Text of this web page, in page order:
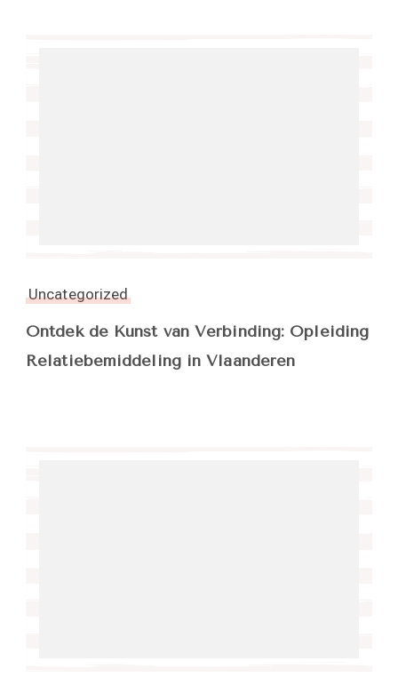
Uncategorized
Ontdek de Kunst van Verbinding: Opleiding
Relatiebemiddeling in Vlaanderen